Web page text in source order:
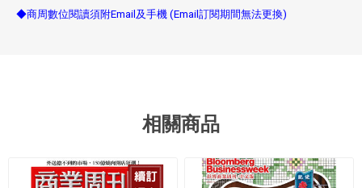
◆商周數位閱讀須附Email及手機 (Email訂閱期間無法更換)
相關商品